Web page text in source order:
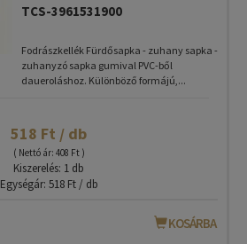
TCS-3961531900
Fodrászkellék Fürdősapka - zuhany sapka -
zuhanyzó sapka gumival PVC-ből
daueroláshoz. Különböző formájú,...
518 Ft / db
( Nettó ár: 408 Ft )
Kiszerelés: 1 db
Egységár: 518 Ft / db
KOSÁRBA